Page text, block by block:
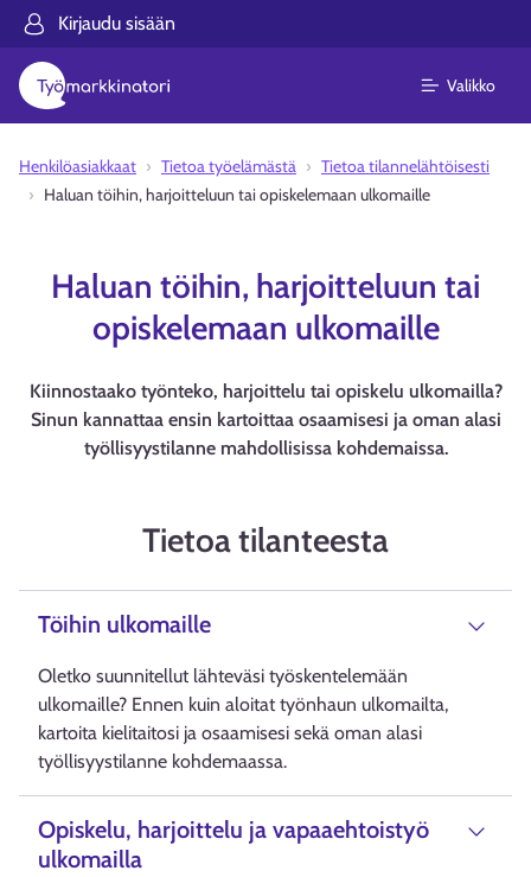
Kirjaudu sisään
Valikko
Henkilöasiakkaat Tietoa työelämästä
Tietoa tilannelähtöisesti
Haluan töihin, harjoitteluun tai opiskelemaan ulkomaille
Haluan töihin, harjoitteluun tai
opiskelemaan ulkomaille
Kiinnostaako työnteko, harjoittelu tai opiskelu ulkomailla?
Sinun kannattaa ensin kartoittaa osaamisesi ja oman alasi
työllisyystilanne mahdollisissa kohdemaissa.
Tietoa tilanteesta
Töihin ulkomaille
Oletko suunnitellut lähteväsi työskentelemään
ulkomaille? Ennen kuin aloitat työnhaun ulkomailta,
kartoita kielitaitosi ja osaamisesi sekä oman alasi
työllisyystilanne kohdemaassa.
Opiskelu, harjoittelu ja vapaaehtoistyö
ulkomailla